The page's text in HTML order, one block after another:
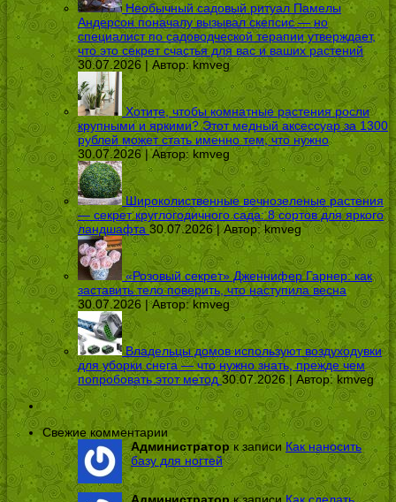
Необычный садовый ритуал Памелы
Андерсон поначалу вызывал скепсис — но
специалист по садоводческой терапии утверждает,
что это секрет счастья для вас и ваших растений
30.07.2026 | Автор: kmveg
Хотите, чтобы комнатные растения росли
крупными и яркими? Этот медный аксессуар за 1300
рублей может стать именно тем, что нужно
30.07.2026 | Автор: kmveg
Широколиственные вечнозеленые растения
— секрет круглогодичного сада: 8 сортов для яркого
ландшафта 30.07.2026 | Автор:kmveg
«Розовый секрет» Дженнифер Гарнер: как
заставить тело поверить, что наступила весна
30.07.2026 | Автор: kmveg
Владельцы домов используют воздуходувки
для уборки снега — что нужно знать, прежде чем
попробовать этот метод 30.07.2026 | Автор:kmveg
Свежие комментарии
Администраторк записи Как наносить
базу для ногтей